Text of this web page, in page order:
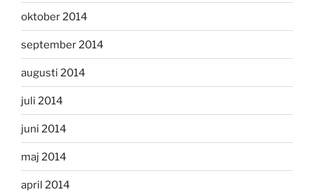
oktober 2014
september 2014
augusti 2014
juli 2014
juni 2014
maj 2014
april 2014